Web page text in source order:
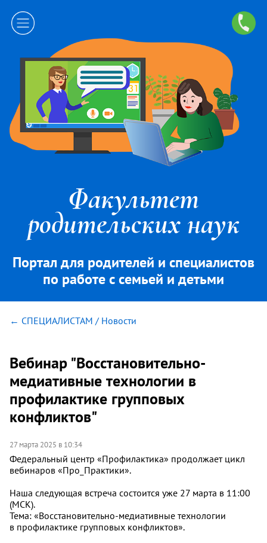
Факультет
родительских наук
Портал для родителей и специалистов
по работе с семьей и детьми
← СПЕЦИАЛИСТАМ / Новости
Вебинар "Восстановительно-
медиативные технологии в
профилактике групповых
конфликтов"
27 марта 2025 в 10:34
Федеральный центр «Профилактика» продолжает цикл
вебинаров «Про_Практики».
Наша следующая встреча состоится уже 27 марта в 11:00
(МСК).
Тема: «Восстановительно-медиативные технологии
в профилактике групповых конфликтов».